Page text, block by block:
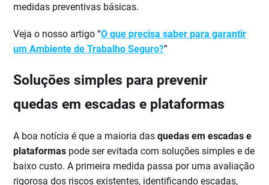
medidas preventivas básicas.
Veja o nosso artigo “O que precisa saber para garantir
um Ambiente de Trabalho Seguro?”
Soluções simples para prevenir
quedas em escadas e plataformas
A boa notícia é que a maioria dasquedas em escadas e
plataformas pode ser evitada com soluções simples e de
baixo custo. A primeira medida passa por uma avaliação
rigorosa dos riscos existentes, identificando escadas,